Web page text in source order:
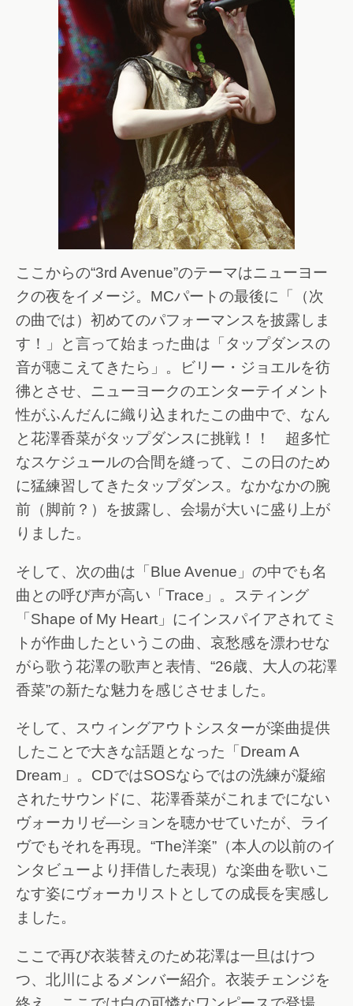
ここからの“3rd Avenue”のテーマはニューヨー
クの夜をイメージ。MCパートの最後に「（次
の曲では）初めてのパフォーマンスを披露しま
す！」と言って始まった曲は「タップダンスの
音が聴こえてきたら」。ビリー・ジョエルを彷
彿とさせ、ニューヨークのエンターテイメント
性がふんだんに織り込まれたこの曲中で、なん
と花澤香菜がタップダンスに挑戦！！ 超多忙
なスケジュールの合間を縫って、この日のため
に猛練習してきたタップダンス。なかなかの腕
前（脚前？）を披露し、会場が大いに盛り上が
りました。
そして、次の曲は「Blue Avenue」の中でも名
曲との呼び声が高い「Trace」。スティング
「Shape of My Heart」にインスパイアされてミ
トが作曲したというこの曲、哀愁感を漂わせな
がら歌う花澤の歌声と表情、“26歳、大人の花澤
香菜”の新たな魅力を感じさせました。
そして、スウィングアウトシスターが楽曲提供
したことで大きな話題となった「Dream A
Dream」。CDではSOSならではの洗練が凝縮
されたサウンドに、花澤香菜がこれまでにない
ヴォーカリゼ―ションを聴かせていたが、ライ
ヴでもそれを再現。“The洋楽”（本人の以前のイ
ンタビューより拝借した表現）な楽曲を歌いこ
なす姿にヴォーカリストとしての成長を実感し
ました。
ここで再び衣装替えのため花澤は一旦はけつ
つ、北川によるメンバー紹介。衣装チェンジを